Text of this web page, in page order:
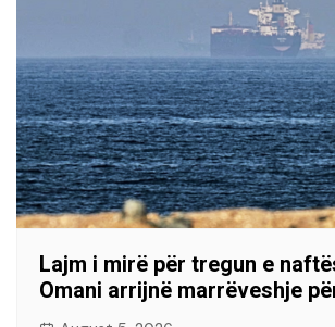
Lajm i mirë për tregun e
Omani arrijnë marrëveshje